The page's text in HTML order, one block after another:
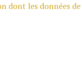
dont les données